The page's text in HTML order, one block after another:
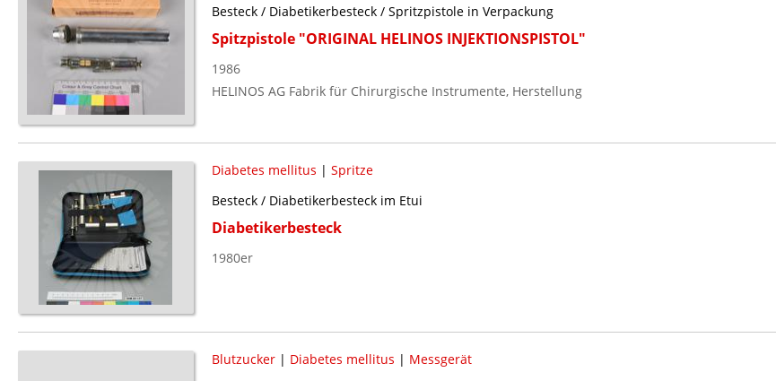
Besteck / Diabetikerbesteck / Spritzpistole in Verpackung
Spitzpistole "ORIGINAL HELINOS INJEKTIONSPISTOL"
1986
HELINOS AG Fabrik für Chirurgische Instrumente, Herstellung
Diabetes mellitus | Spritze
Besteck / Diabetikerbesteck im Etui
Diabetikerbesteck
1980er
Blutzucker| Diabetes mellitus | Messgerät